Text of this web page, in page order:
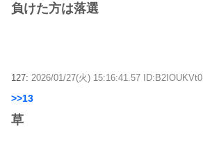
負けた方は落選
127: 2026/01/27(火) 15:16:41.57 ID:B2IOUKVt0
>>13
草